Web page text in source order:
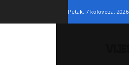
Petak, 7 kolovoza, 2026